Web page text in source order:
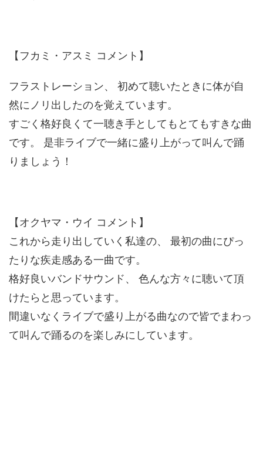
【フカミ・アスミ コメント】
フラストレーション、 初めて聴いたときに体が自
然にノリ出したのを覚えています。
すごく格好良くて一聴き手としてもとてもすきな曲
です。 是非ライブで一緒に盛り上がって叫んで踊
りましょう！
【オクヤマ・ウイ コメント】
これから走り出していく私達の、 最初の曲にぴっ
たりな疾走感ある一曲です。
格好良いバンドサウンド、 色んな方々に聴いて頂
けたらと思っています。
間違いなくライブで盛り上がる曲なので皆でまわっ
て叫んで踊るのを楽しみにしています。